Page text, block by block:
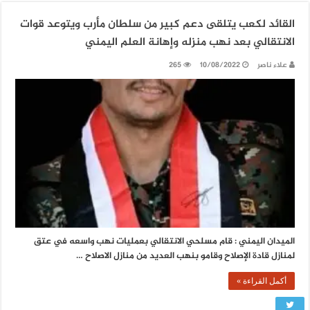
القائد لكعب يتلقى دعم كبير من سلطان مأرب ويتوعد قوات
الانتقالي بعد نهب منزله وإهانة العلم اليمني
علاء ناصر 10/08/2022
265
الميدان اليمني : قام مسلحي الانتقالي بعمليات نهب واسعه في عتق
لمنازل قادة الإصلاح وقامو بنهب العديد من منازل الاصلاح …
أكمل القراءة »